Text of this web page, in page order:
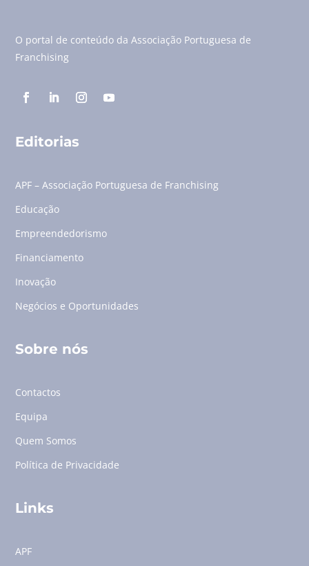
O portal de conteúdo da Associação Portuguesa de
Franchising
Editorias
APF – Associação Portuguesa de Franchising
Educação
Empreendedorismo
Financiamento
Inovação
Negócios e Oportunidades
Sobre nós
Contactos
Equipa
Quem Somos
Política de Privacidade
Links
APF